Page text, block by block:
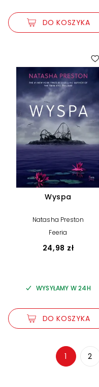
DO KOSZYKA
5.00
Wyspa
Natasha Preston
Feeria
24,98 zł
WYSYŁAMY W 24H
DO KOSZYKA
1 2
Zmniejsz rozmiar czcionki